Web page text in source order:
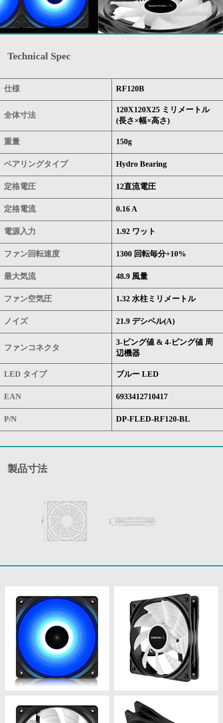
Technical Spec
仕様 RF120B
全体寸法
120X120X25 ミリメートル
(長さ×幅×高さ)
重量 150g
ベアリングタイプ Hydro Bearing
定格電圧 12直流電圧
定格電流 0.16 A
電源入力 1.92 ワット
ファン回転速度 1300 回転毎分+10%
最大気流 48.9 風量
ファン空気圧 1.32 水柱ミリメートル
ノイズ 21.9 デシベル(A)
ファンコネクタ
3-ピング値 & 4-ピング値 周
辺機器
LED タイプ ブルー LED
EAN 6933412710417
P/N DP-FLED-RF120-BL
製品寸法